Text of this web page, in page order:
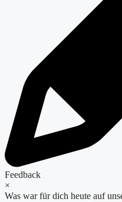
Feedback
×
Was war für dich heute auf